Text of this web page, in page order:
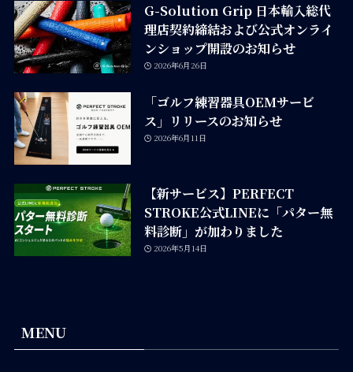
G-Solution Grip 日本輸入総代
理店契約締結および公式オンライ
ンショップ開設のお知らせ
2026年6月26日
「ゴルフ練習器具OEMサービ
ス」リリースのお知らせ
2026年6月11日
【新サービス】PERFECT
STROKE公式LINEに「パター無
料診断」が加わりました
2026年5月14日
MENU